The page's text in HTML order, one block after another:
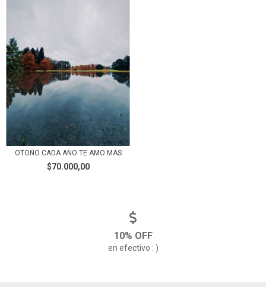
OTOÑO CADA AÑO TE AMO MAS
$70.000,00
10% OFF
en efectivo : )